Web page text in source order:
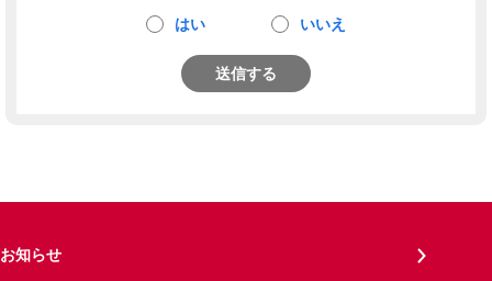
はい いいえ
送信する
お知らせ